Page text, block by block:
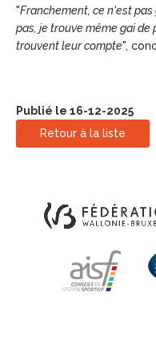
"Franchement, ce n'est
pas, je trouve même gai de
trouvent leur compte",
Publié le 16-12-2025
Retour à la liste